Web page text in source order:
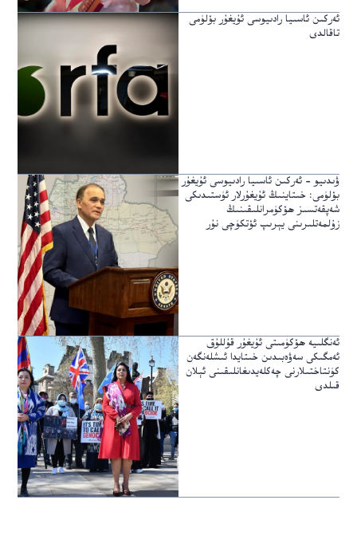
ئەركىن ئاسىيا رادىيوسى ئۇيغۇر بۆلۈمى
تاقالدى
ۋىدىيو – ئەركىن ئاسىيا رادىيوسى ئۇيغۇر
بۆلۈمى: خىتاينىڭ ئۇيغۇرلار ئۈستىدىكى
شەپقەتسىز ھۆكۈمرانلىقىنىڭ
زۇلمەتلىرىنى يېرىپ ئۆتكۈچى نۇر
ئەنگلىيە ھۆكۈمىتى ئۇيغۇر قۇللۇق
ئەمگىكى سەۋەبىدىن خىتايدا ئىشلەنگەن
كۈنتاختىلارنى چەكلەيدىغانلىقىنى ئېلان
قىلدى